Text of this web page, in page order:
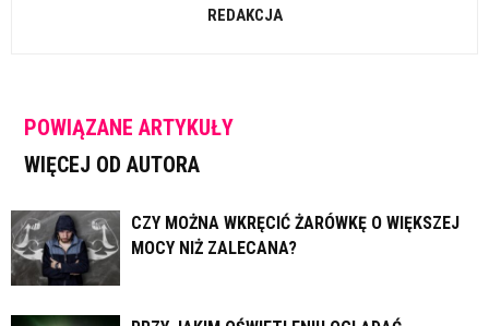
REDAKCJA
POWIĄZANE ARTYKUŁY
WIĘCEJ OD AUTORA
CZY MOŻNA WKRĘCIĆ ŻARÓWKĘ O WIĘKSZEJ
MOCY NIŻ ZALECANA?